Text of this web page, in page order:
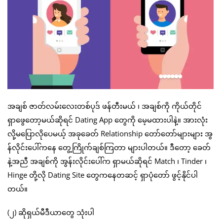
အချစ် ဇာတ်လမ်းလေးတစ်ပုဒ် ဖန်တီးမယ် ၊ အချစ်ကို ကိုယ်တိုင်
ရှာဖွေတော့မယ်ဆိုရင် Dating App တွေကို မေ့မထားပါနဲ့။ အားလုံး
လို့မပြောလိုပေမယ့် အခုခေတ် Relationship တော်တော်များများ အွ
န်လိုင်းပေါ်ကနေ တွေ့ကြိုက်ချစ်ကြတာ များပါတယ်။ ဒီတော့ ခေတ်
နဲ့အညီ အချစ်ကို အွန်းလိုင်းပေါ်က ရှာမယ်ဆိုရင် Match ၊ Tinder ၊
Hinge တို့လို Dating Site တွေကနေတဆင့် ရှာပုံတော် ဖွင့်နိုင်ပါ
တယ်။
(၂) ဆိုရှယ်မီဒီယာတွေ သုံးပါ